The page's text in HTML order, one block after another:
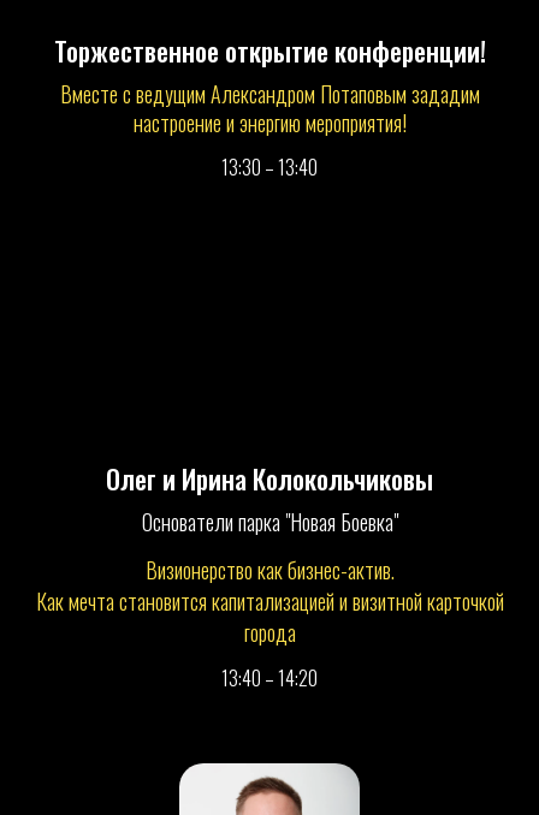
Торжественное открытие конференции!
Вместе с ведущим Александром Потаповым зададим
настроение и энергию мероприятия!
13:30 – 13:40
Олег и Ирина Колокольчиковы
Основатели парка "Новая Боевка"
Визионерство как бизнес-актив.
Как мечта становится капитализацией и визитной карточкой
города
13:40 – 14:20